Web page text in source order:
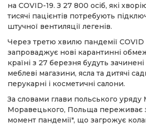
на COVID-19. З 27 800 осіб, які
тисячі пацієнтів потребують
штучної вентиляції легенів.
Через третю хвилю пандемії
запроваджує нові карантинні
країні з 27 березня будуть зачинені
меблеві магазини, ясла та дитячі
перукарні і косметичні салони.
За словами глави польського
Моравецького, Польща переживає
момент пандемії", що загрожує